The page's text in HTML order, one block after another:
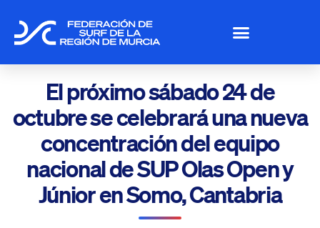
El próximo sábado 24 de
octubre se celebrará una nueva
concentración del equipo
nacional de SUP Olas Open y
Júnior en Somo, Cantabria